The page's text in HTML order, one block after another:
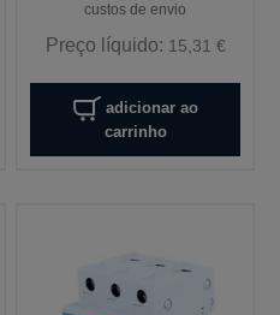
custos de envio
Preço líquido: 15,31 €
adicionar ao
carrinho